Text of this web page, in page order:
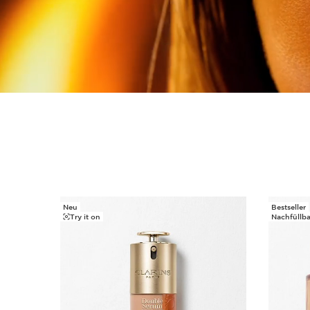
Neu
Try it on
Bestseller